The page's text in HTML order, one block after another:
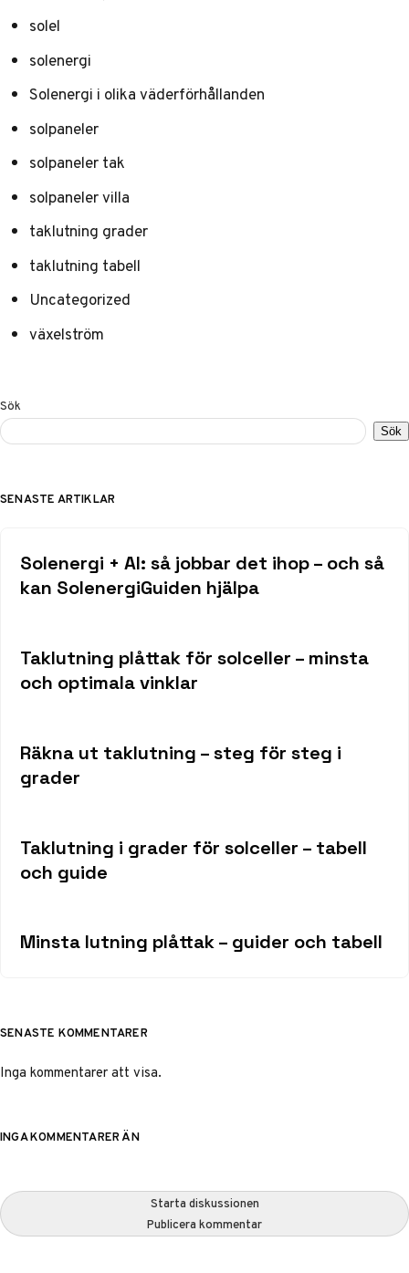
solel
solenergi
Solenergi i olika väderförhållanden
solpaneler
solpaneler tak
solpaneler villa
taklutning grader
taklutning tabell
Uncategorized
växelström
Sök
Sök
SENASTE ARTIKLAR
Solenergi + AI: så jobbar det ihop – och så
kan SolenergiGuiden hjälpa
Taklutning plåttak för solceller – minsta
och optimala vinklar
Räkna ut taklutning – steg för steg i
grader
Taklutning i grader för solceller – tabell
och guide
Minsta lutning plåttak – guider och tabell
SENASTE KOMMENTARER
Inga kommentarer att visa.
INGA KOMMENTARER ÄN
Starta diskussionen
Publicera kommentar